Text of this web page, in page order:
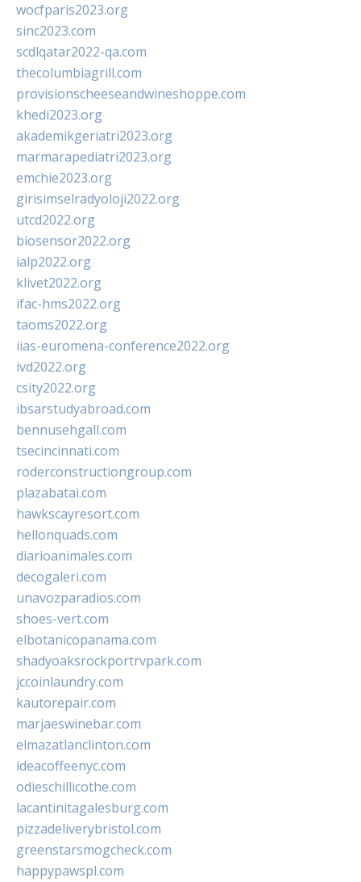
wocfparis2023.org
sinc2023.com
scdlqatar2022-qa.com
thecolumbiagrill.com
provisionscheeseandwineshoppe.com
khedi2023.org
akademikgeriatri2023.org
marmarapediatri2023.org
emchie2023.org
girisimselradyoloji2022.org
utcd2022.org
biosensor2022.org
ialp2022.org
klivet2022.org
ifac-hms2022.org
taoms2022.org
iias-euromena-conference2022.org
ivd2022.org
csity2022.org
ibsarstudyabroad.com
bennusehgall.com
tsecincinnati.com
roderconstructiongroup.com
plazabatai.com
hawkscayresort.com
hellonquads.com
diarioanimales.com
decogaleri.com
unavozparadios.com
shoes-vert.com
elbotanicopanama.com
shadyoaksrockportrvpark.com
jccoinlaundry.com
kautorepair.com
marjaeswinebar.com
elmazatlanclinton.com
ideacoffeenyc.com
odieschillicothe.com
lacantinitagalesburg.com
pizzadeliverybristol.com
greenstarsmogcheck.com
happypawspl.com